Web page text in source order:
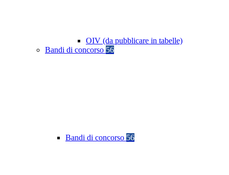
OIV (da pubblicare in tabelle)
Bandi di concorso 56
Bandi di concorso 56